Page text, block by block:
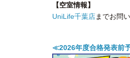
【空室情報】
UniLife千葉店までお問
≪2026年度合格発表前